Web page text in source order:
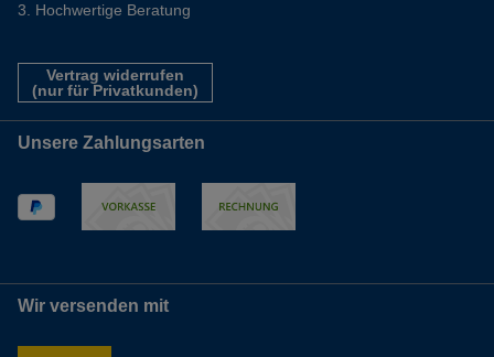
Hochwertige Beratung
Vertrag widerrufen
(nur für Privatkunden)
Unsere Zahlungsarten
Wir versenden mit